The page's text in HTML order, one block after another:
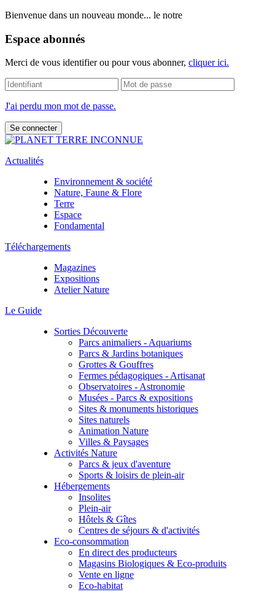
Bienvenue dans un nouveau monde... le notre
Espace abonnés
Merci de vous identifier ou pour vous abonner, cliquer ici.
J'ai perdu mon mot de passe.
Actualités
Environnement & société
Nature, Faune & Flore
Terre
Espace
Fondamental
Téléchargements
Magazines
Expositions
Atelier Nature
Le Guide
Sorties Découverte
Parcs animaliers - Aquariums
Parcs & Jardins botaniques
Grottes & Gouffres
Fermes pédagogiques - Artisanat
Observatoires - Astronomie
Musées - Parcs & expositions
Sites & monuments historiques
Sites naturels
Animation Nature
Villes & Paysages
Activités Nature
Parcs & jeux d'aventure
Sports & loisirs de plein-air
Hébergements
Insolites
Plein-air
Hôtels & Gîtes
Centres de séjours & d'activités
Eco-consommation
En direct des producteurs
Magasins Biologiques & Eco-produits
Vente en ligne
Eco-habitat